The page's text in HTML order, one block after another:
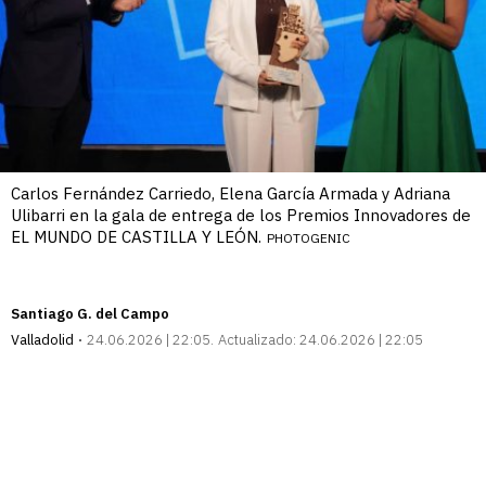
Carlos Fernández Carriedo, Elena García Armada y Adriana
Ulibarri en la gala de entrega de los Premios Innovadores de
EL MUNDO DE CASTILLA Y LEÓN. PHOTOGENIC
Santiago G. del Campo
Valladolid
24.06.2026 | 22:05 Actualizado: 24.06.2026 | 22:05